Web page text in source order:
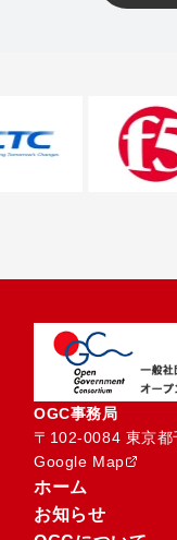
OGC事務局
〒102-0084 東京都
Google Map
ホーム
お知らせ